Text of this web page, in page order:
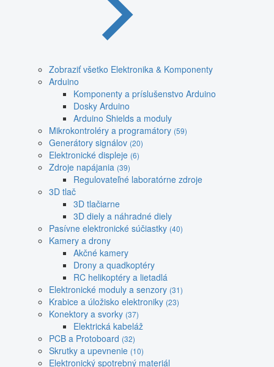
Zobraziť všetko Elektronika & Komponenty
Arduino
Komponenty a príslušenstvo Arduino
Dosky Arduino
Arduino Shields a moduly
Mikrokontroléry a programátory (59)
Generátory signálov (20)
Elektronické displeje (6)
Zdroje napájania (39)
Regulovateľné laboratórne zdroje
3D tlač
3D tlačiarne
3D diely a náhradné diely
Pasívne elektronické súčiastky (40)
Kamery a drony
Akčné kamery
Drony a quadkoptéry
RC helikoptéry a lietadlá
Elektronické moduly a senzory (31)
Krabice a úložisko elektroniky (23)
Konektory a svorky (37)
Elektrická kabeláž
PCB a Protoboard (32)
Skrutky a upevnenie (10)
Elektronický spotrebný materiál